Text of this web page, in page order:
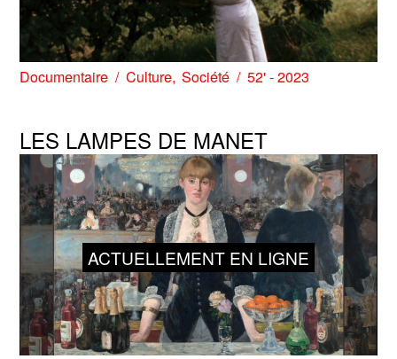
Documentaire Culture Société 52' - 2023
LES LAMPES DE MANET
ACTUELLEMENT EN LIGNE